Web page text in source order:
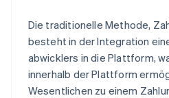
Die traditionelle Methode,
besteht in der Integration
abwicklers in die Plattform,
innerhalb der Plattform
Wesentlichen zu einem